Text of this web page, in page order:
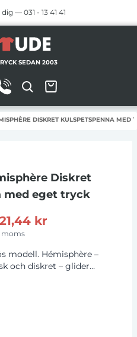
— 031 - 13 41 41
SEDAN 2003
DISKRET KULSPETSPENNA MED
Diskret
med eget tryck
kr
moms
modell. Hémisphère –
och diskret – glider